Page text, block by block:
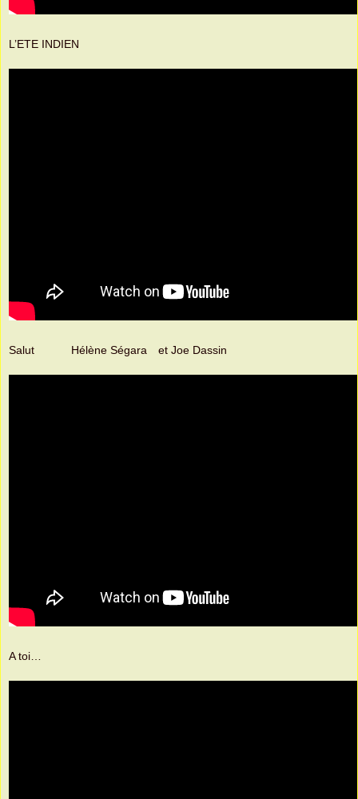
L’ETE INDIEN
Salut Hélène Ségara et Joe Dassin
A toi…